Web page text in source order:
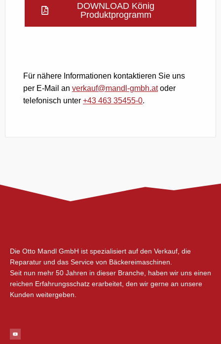
DOWNLOAD König
Produktprogramm
Für nähere Informationen kontaktieren Sie uns
per E-Mail an verkauf@mandl-gmbh.atoder
telefonisch unter +43 463 35455-0.
Die Otto Mandl GmbH ist spezialisiert auf den Verkauf, die
Reparatur und das Service von Bäckereimaschinen.
Seit nun mehr 50 Jahren in dieser Branche, haben wir uns einen
reichen Erfahrungsschatz erarbeitet, den wir gerne an unsere
Kunden weitergeben.
u
t
u